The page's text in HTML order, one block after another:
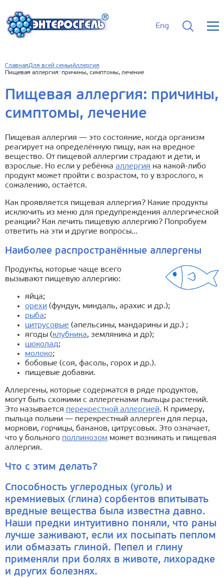
Eng
ГлавнаяДля всей семьиАллергия
Пищевая аллергия: причины, симптомы, лечение
Пищевая аллергия: причины,
симптомы, лечение
Пищевая аллергия — это состояние, когда организм
реагирует на определённую пищу, как на вредное
вещество. От пищевой аллергии страдают и дети, и
взрослые. Но если у ребёнка аллергия на какой-либо
продукт может пройти с возрастом, то у взрослого, к
сожалению, остаётся.
Как проявляется пищевая аллергия? Какие продукты
исключить из меню для предупреждения аллергической
реакции? Как лечить пищевую аллергию? Попробуем
ответить на эти и другие вопросы...
Наиболее распространённые аллергены
Продукты, которые чаще всего
вызывают пищевую аллергию:
яйца;
орехи (фундук, миндаль, арахис и др.);
рыба;
цитрусовые (апельсины, мандарины и др.) ;
ягоды (клубника, земляника и др);
шоколад;
молоко;
бобовые (соя, фасоль, горох и др.).
пищевые добавки.
Аллергены, которые содержатся в ряде продуктов,
могут быть схожими с аллергенами пыльцы растений.
Это называется перекрестной аллергией. К примеру,
пыльца полыни — перекрестный аллерген для перца,
моркови, горчицы, бананов, цитрусовых. Это означает,
что у больного поллинозом может возникать и пищевая
аллергия.
Что с этим делать?
Способность углеродных (уголь) и
кремниевых (глина) сорбентов впитывать
вредные вещества была известна давно.
Наши предки интуитивно поняли, что раны
лучше заживают, если их посыпать пеплом
или обмазать глиной. Пепел и глину
применяли при болях в животе, лихорадке
и других болезнях.